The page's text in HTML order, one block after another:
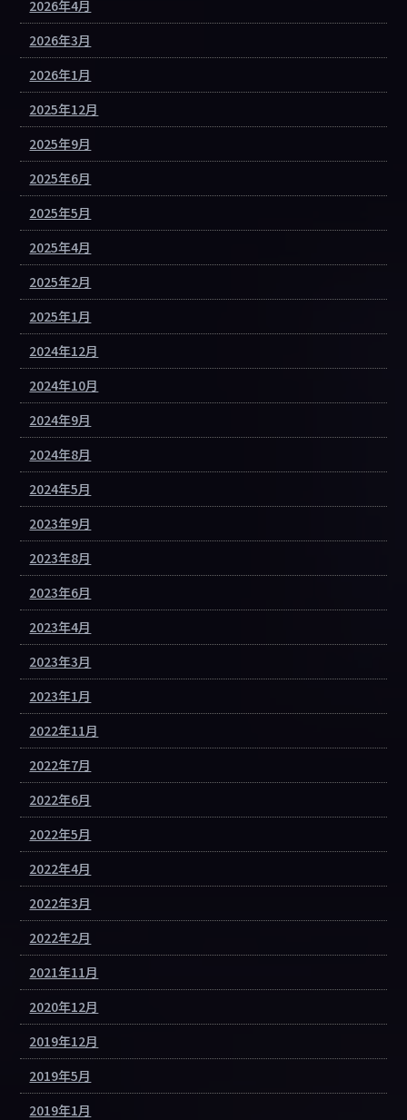
2026年4月
2026年3月
2026年1月
2025年12月
2025年9月
2025年6月
2025年5月
2025年4月
2025年2月
2025年1月
2024年12月
2024年10月
2024年9月
2024年8月
2024年5月
2023年9月
2023年8月
2023年6月
2023年4月
2023年3月
2023年1月
2022年11月
2022年7月
2022年6月
2022年5月
2022年4月
2022年3月
2022年2月
2021年11月
2020年12月
2019年12月
2019年5月
2019年1月